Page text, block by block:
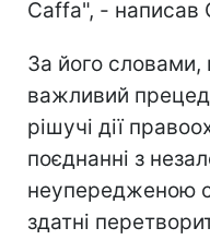
Caffa", - написав
За його
важливий
рішучі дії
поєднанні з
неупередженою
здатні